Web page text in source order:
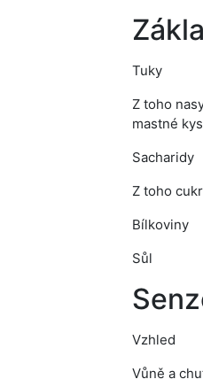
Tuky
Z toho
mastné
Sacharidy
Z toho
Bílkoviny
Sůl
Vzhled
Vůně a